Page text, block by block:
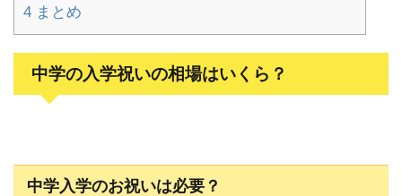
4 まとめ
中学の入学祝いの相場はいくら？
中学入学のお祝いは必要？